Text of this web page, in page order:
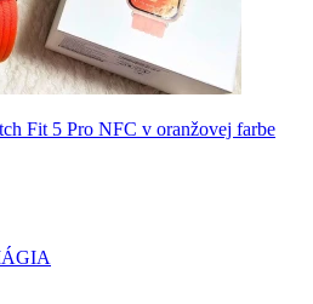
Fit 5 Pro NFC v oranžovej farbe